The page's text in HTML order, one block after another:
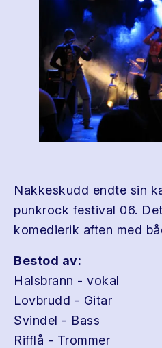
Nakkeskudd endte sin
punkrock festival 06.
komedierik aften med
Bestod av:
Halsbrann - vokal
Lovbrudd - Gitar
Svindel - Bass
Rifflå - Trommer